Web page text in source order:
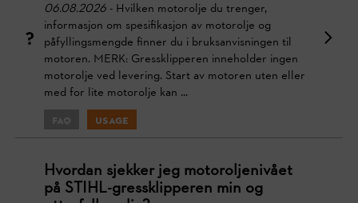
06.08.2026 - Hvilken motorolje du trenger,
informasjon om spesifikasjon av motorolje og
påfyllingsmengde finner du i bruksanvisningen til
motoren. MERK: Gressklipperen inneholder ingen
motorolje ved levering. Start av motoren uten eller
med for lite motorolje kan ...
FAQ Usage
Hvordan sjekker jeg motoroljenivået
på STIHL-gressklipperen min og